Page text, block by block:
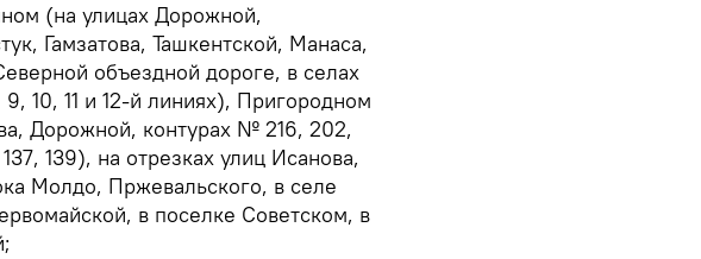
(на улицах Дорожной,
Гамзатова, Ташкентской, Манаса,
объездной дороге, в селах
10, 11 и 12-й линиях), Пригородном
Дорожной, контурах № 216, 202,
139), на отрезках улиц Исанова,
Молдо, Пржевальского, в селе
в поселке Советском, в